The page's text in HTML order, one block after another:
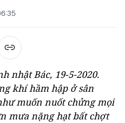
nhật Bác, 19-5-2020.
khí hầm hập ở sân
muốn nuốt chửng mọi
mưa nặng hạt bất chợt